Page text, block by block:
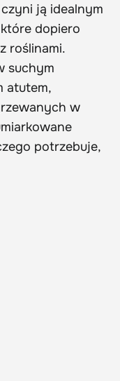
ją idealnym
dopiero
roślinami.
suchym
atutem,
w
potrzebuje,